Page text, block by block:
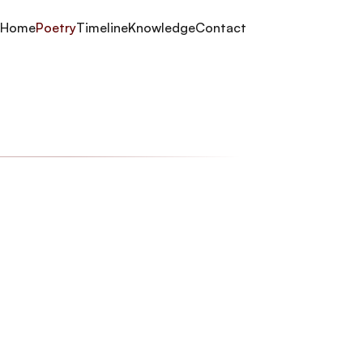
HomePoetryTimelineKnowledgeContact